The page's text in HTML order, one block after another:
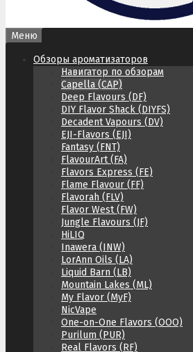
Меню
Обзоры ароматизаторов
Навигатор по обзорам
Capella (CAP)
Deep Flavours (DF)
DIY Flavor Shack (DIYFS)
Decadent Vapours (DV)
EJI-Flavors (EJI)
Fantasy (FNT)
FlavourArt (FA)
Flavors Express (FE)
Flame Flavour (FF)
Flavorah (FLV)
Flavor West (FW)
Jungle Flavours (JF)
HiLIQ
Inawera (INW)
LorAnn Oils (LA)
Liquid Barn (LB)
Mountain Lakes (ML)
My Flavor (MyF)
NicVape
One-on-One Flavors (OOO)
Purilum (PUR)
Real Flavors (RF)